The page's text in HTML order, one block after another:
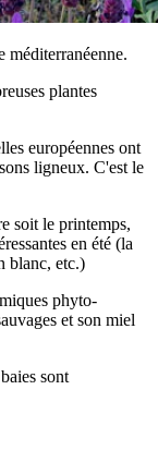
méditerranéenne.
plantes
européennes ont
ligneux. C'est le
soit le printemps,
en été (la
blanc, etc.)
phyto-
et son miel
sont